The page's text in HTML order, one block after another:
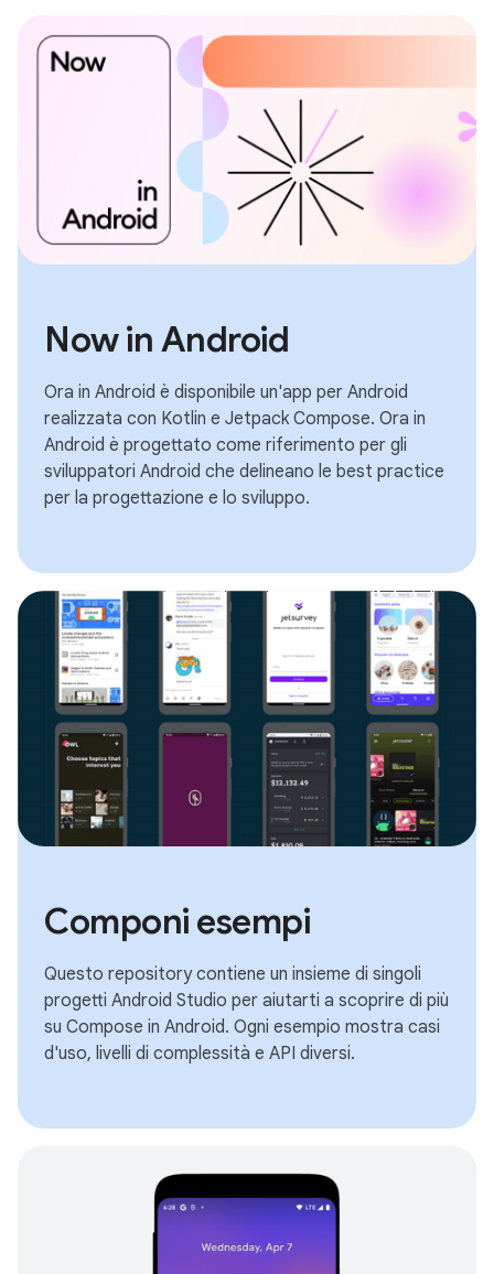
Now in Android
Ora in Android è disponibile un'app per Android
realizzata con Kotlin e Jetpack Compose. Ora in
Android è progettato come riferimento per gli
sviluppatori Android che delineano le best practice
per la progettazione e lo sviluppo.
Componi esempi
Questo repository contiene un insieme di singoli
progetti Android Studio per aiutarti a scoprire di più
su Compose in Android. Ogni esempio mostra casi
d'uso, livelli di complessità e API diversi.